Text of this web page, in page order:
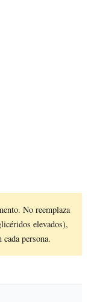
No reemplaza
elevados),
persona.